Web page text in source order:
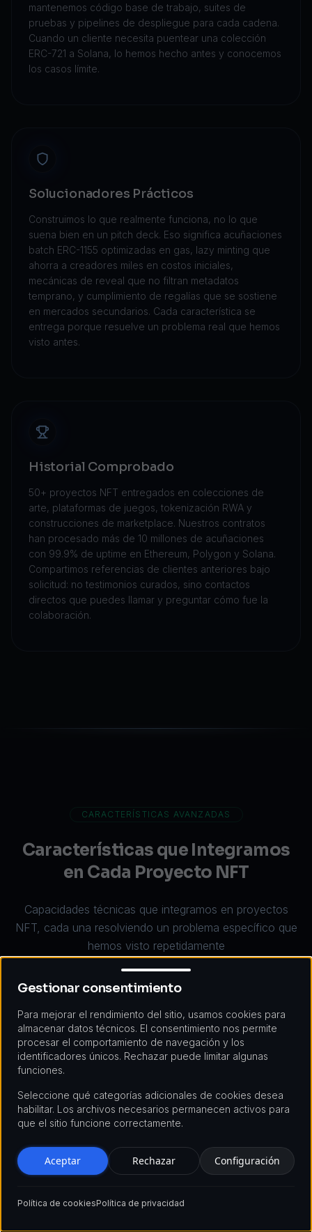
mantenemos código base de trabajo, suites de
pruebas y pipelines de despliegue para cada cadena.
Cuando un cliente necesita puentear una colección
ERC-721 a Solana, lo hemos hecho antes y conocemos
los casos límite.
Solucionadores Prácticos
Construimos lo que realmente funciona, no lo que
suena bien en un pitch deck. Eso significa acuñaciones
batch ERC-1155 optimizadas en gas, lazy minting que
ahorra a creadores miles en costos iniciales,
mecánicas de reveal que no filtran metadatos
temprano, y cumplimiento de regalías que se sostiene
en mercados secundarios. Cada característica se
entrega porque resuelve un problema real que hemos
visto antes.
Historial Comprobado
50+ proyectos NFT entregados en colecciones de
arte, plataformas de juegos, tokenización RWA y
construcciones de marketplace. Nuestros contratos
han procesado más de 10 millones de acuñaciones
con 99.9% de uptime en Ethereum, Polygon y Solana.
Compartimos referencias de clientes anteriores bajo
solicitud: no testimonios curados, sino contactos
directos que puedes llamar y preguntar cómo fue la
colaboración.
CARACTERÍSTICAS AVANZADAS
Características que Integramos
en Cada Proyecto NFT
Capacidades técnicas que integramos en proyectos
NFT, cada una resolviendo un problema específico que
hemos visto repetidamente
NFTs Dinámicos
Actualizaciones basadas en condiciones
Atributos interactivos
Gestionar consentimiento
Gestionar consentimiento
Para mejorar el rendimiento del sitio, usamos cookies para
almacenar datos técnicos. El consentimiento nos permite
procesar el comportamiento de navegación y los
identificadores únicos. Rechazar puede limitar algunas
funciones.
Seleccione qué categorías adicionales de cookies desea
habilitar. Los archivos necesarios permanecen activos para
que el sitio funcione correctamente.
Aceptar Rechazar Configuración
Política de cookiesPolítica de privacidad